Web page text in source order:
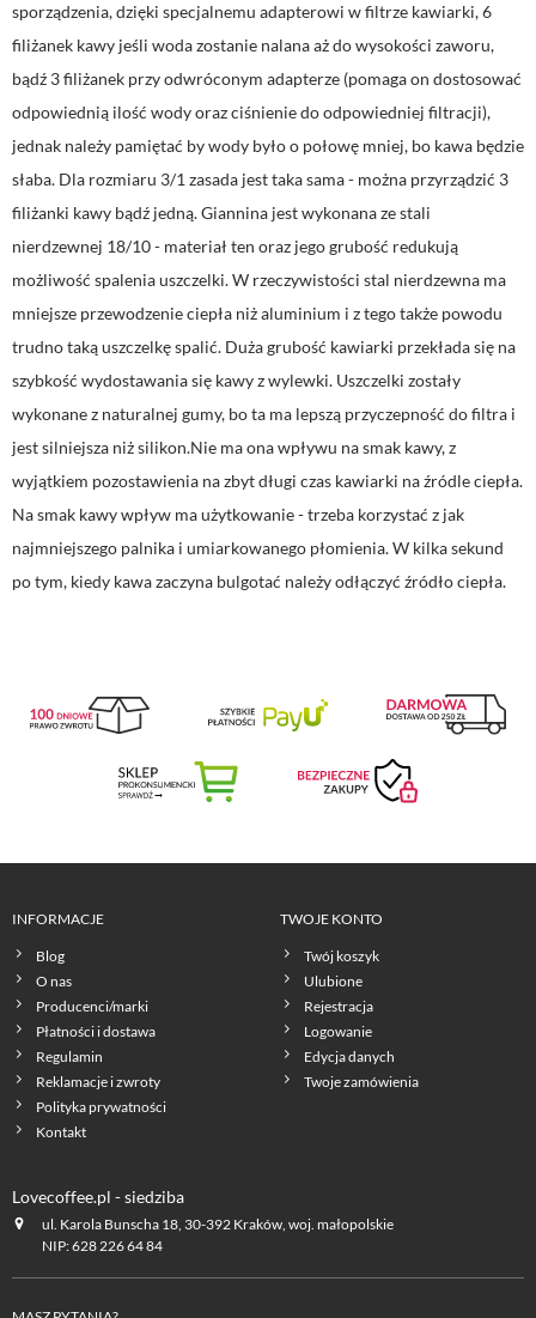
sporządzenia, dzięki specjalnemu adapterowi w filtrze kawiarki, 6
filiżanek kawy jeśli woda zostanie nalana aż do wysokości zaworu,
bądź 3 filiżanek przy odwróconym adapterze (pomaga on dostosować
odpowiednią ilość wody oraz ciśnienie do odpowiedniej filtracji),
jednak należy pamiętać by wody było o połowę mniej, bo kawa będzie
słaba. Dla rozmiaru 3/1 zasada jest taka sama - można przyrządzić 3
filiżanki kawy bądź jedną. Giannina jest wykonana ze stali
nierdzewnej 18/10 - materiał ten oraz jego grubość redukują
możliwość spalenia uszczelki. W rzeczywistości stal nierdzewna ma
mniejsze przewodzenie ciepła niż aluminium i z tego także powodu
trudno taką uszczelkę spalić. Duża grubość kawiarki przekłada się na
szybkość wydostawania się kawy z wylewki. Uszczelki zostały
wykonane z naturalnej gumy, bo ta ma lepszą przyczepność do filtra i
jest silniejsza niż silikon.Nie ma ona wpływu na smak kawy, z
wyjątkiem pozostawienia na zbyt długi czas kawiarki na źródle ciepła.
Na smak kawy wpływ ma użytkowanie - trzeba korzystać z jak
najmniejszego palnika i umiarkowanego płomienia. W kilka sekund
po tym, kiedy kawa zaczyna bulgotać należy odłączyć źródło ciepła.
INFORMACJE
Blog
O nas
Producenci/marki
Płatności i dostawa
Regulamin
Reklamacje i zwroty
Polityka prywatności
Kontakt
TWOJE KONTO
Twój koszyk
Ulubione
Rejestracja
Logowanie
Edycja danych
Twoje zamówienia
Lovecoffee.pl - siedziba
ul. Karola Bunscha 18, 30-392 Kraków, woj. małopolskie
NIP: 628 226 64 84